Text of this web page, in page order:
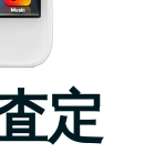
定